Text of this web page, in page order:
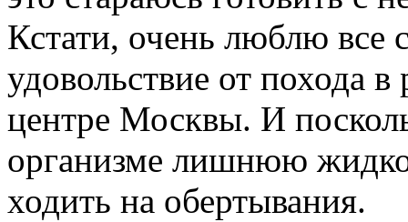
Кстати, очень люблю все
удовольствие от похода
центре Москвы. И
организме лишнюю
ходить на обертывания.